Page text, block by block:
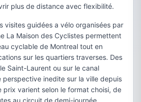
plus de distance avec flexibilité.
visites guidées a vélo organisées par
La Maison des Cyclistes permettent
cyclable de Montreal tout en
sur les quartiers traverses. Des
Saint-Laurent ou sur le canal
perspective inedite sur la ville depuis
prix varient selon le format choisi, de
au circuit de demi-journée.